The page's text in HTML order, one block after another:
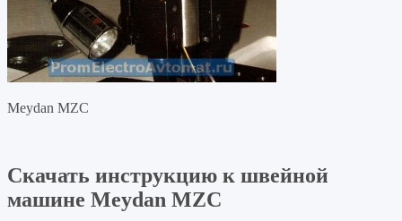
Meydan MZC
Скачать инструкцию к швейной
машине Meydan MZC